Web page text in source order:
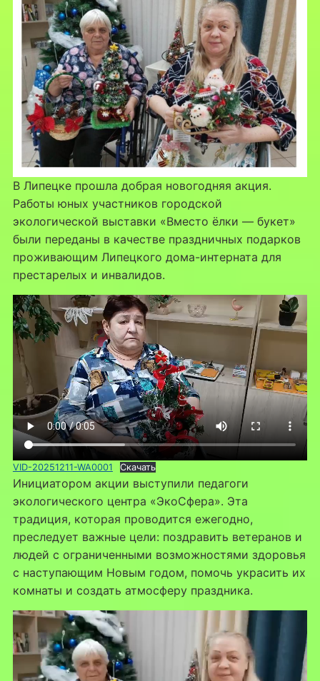
В Липецке прошла добрая новогодняя акция.
Работы юных участников городской
экологической выставки «Вместо ёлки — букет»
были переданы в качестве праздничных подарков
проживающим Липецкого дома-интерната для
престарелых и инвалидов.
VID-20251211-WA0001 Скачать
Инициатором акции выступили педагоги
экологического центра «ЭкоСфера». Эта
традиция, которая проводится ежегодно,
преследует важные цели: поздравить ветеранов и
людей с ограниченными возможностями здоровья
с наступающим Новым годом, помочь украсить их
комнаты и создать атмосферу праздника.